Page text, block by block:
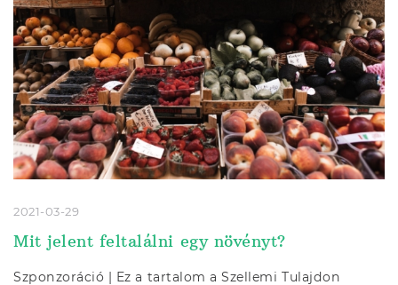
2021-03-29
Mit jelent feltalálni egy növényt?
Szponzoráció | Ez a tartalom a Szellemi Tulajdon